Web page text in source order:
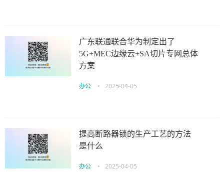
广东联通联合华为制定出了
5G+MEC边缘云+SA切片专网总体
方案
办公 • 2025-04-05
提高断路器锁的生产工艺的方法
是什么
办公 • 2025-04-05